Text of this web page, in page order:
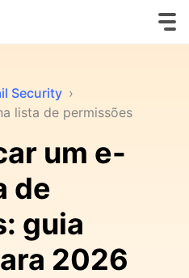
Security ›
lista de permissões
um e-
de
guia
2026